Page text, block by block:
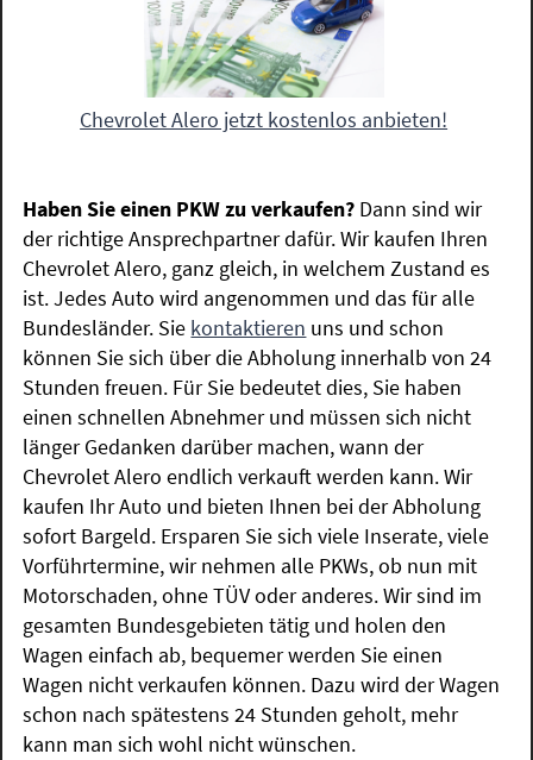
Chevrolet Alero jetzt kostenlos anbieten!
Haben Sie einen PKW zu verkaufen? Dann sind wir
der richtige Ansprechpartner dafür. Wir kaufen Ihren
Chevrolet Alero, ganz gleich, in welchem Zustand es
ist. Jedes Auto wird angenommen und das für alle
Bundesländer. Sie kontaktieren uns und schon
können Sie sich über die Abholung innerhalb von 24
Stunden freuen. Für Sie bedeutet dies, Sie haben
einen schnellen Abnehmer und müssen sich nicht
länger Gedanken darüber machen, wann der
Chevrolet Alero endlich verkauft werden kann. Wir
kaufen Ihr Auto und bieten Ihnen bei der Abholung
sofort Bargeld. Ersparen Sie sich viele Inserate, viele
Vorführtermine, wir nehmen alle PKWs, ob nun mit
Motorschaden, ohne TÜV oder anderes. Wir sind im
gesamten Bundesgebieten tätig und holen den
Wagen einfach ab, bequemer werden Sie einen
Wagen nicht verkaufen können. Dazu wird der Wagen
schon nach spätestens 24 Stunden geholt, mehr
kann man sich wohl nicht wünschen.